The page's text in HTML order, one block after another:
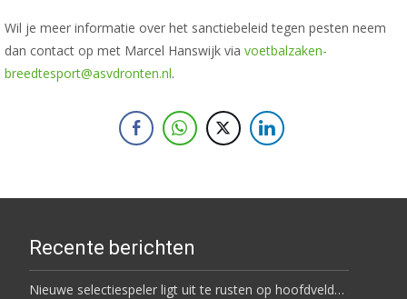
Wil je meer informatie over het sanctiebeleid tegen pesten neem
dan contact op met Marcel Hanswijk via voetbalzaken-
breedtesport@asvdronten.nl.
Recente berichten
Nieuwe selectiespeler ligt uit te rusten op hoofdveld…